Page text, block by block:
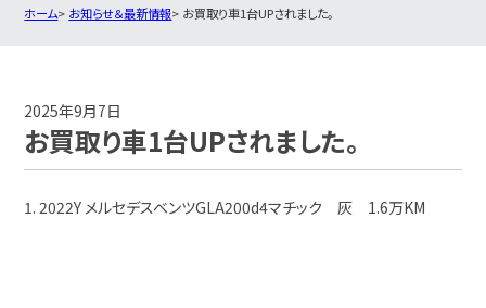
ポルシェ買取実績
ホーム お知らせ＆最新情報 お買取り車1台UPされました。
2025年9月7日
お買取り車1台UPされました。
1. 2022Y メルセデスベンツGLA200d4マチック 灰 1.6万KM